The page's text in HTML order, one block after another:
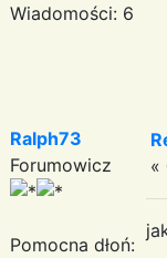
Wiadomości: 6
Ralph73
Forumowicz
Pomocna dłoń:
«